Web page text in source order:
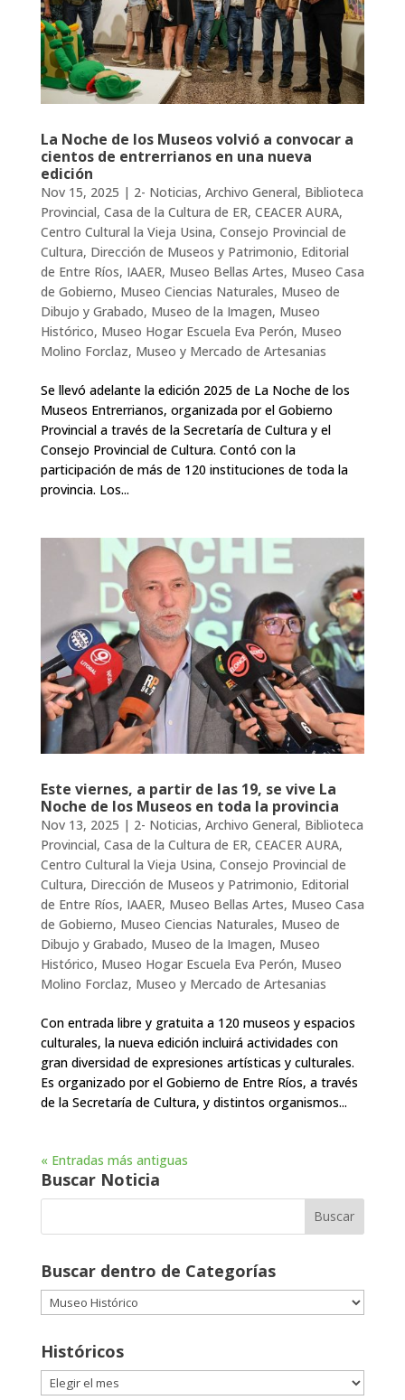
La Noche de los Museos volvió a convocar a
cientos de entrerrianos en una nueva
edición
Nov 15, 2025 | 2- Noticias, Archivo General, Biblioteca
Provincial, Casa de la Cultura de ER, CEACER AURA,
Centro Cultural la Vieja Usina, Consejo Provincial de
Cultura, Dirección de Museos y Patrimonio, Editorial
de Entre Ríos, IAAER, Museo Bellas Artes, Museo Casa
de Gobierno, Museo Ciencias Naturales, Museo de
Dibujo y Grabado, Museo de la Imagen, Museo
Histórico, Museo Hogar Escuela Eva Perón, Museo
Molino Forclaz, Museo y Mercado de Artesanias
Se llevó adelante la edición 2025 de La Noche de los
Museos Entrerrianos, organizada por el Gobierno
Provincial a través de la Secretaría de Cultura y el
Consejo Provincial de Cultura. Contó con la
participación de más de 120 instituciones de toda la
provincia. Los...
Este viernes, a partir de las 19, se vive La
Noche de los Museos en toda la provincia
Nov 13, 2025 | 2- Noticias, Archivo General, Biblioteca
Provincial, Casa de la Cultura de ER, CEACER AURA,
Centro Cultural la Vieja Usina, Consejo Provincial de
Cultura, Dirección de Museos y Patrimonio, Editorial
de Entre Ríos, IAAER, Museo Bellas Artes, Museo Casa
de Gobierno, Museo Ciencias Naturales, Museo de
Dibujo y Grabado, Museo de la Imagen, Museo
Histórico, Museo Hogar Escuela Eva Perón, Museo
Molino Forclaz, Museo y Mercado de Artesanias
Con entrada libre y gratuita a 120 museos y espacios
culturales, la nueva edición incluirá actividades con
gran diversidad de expresiones artísticas y culturales.
Es organizado por el Gobierno de Entre Ríos, a través
de la Secretaría de Cultura, y distintos organismos...
« Entradas más antiguas
Buscar Noticia
Buscar dentro de Categorías
Buscar
dentro
Categorías
Históricos
Históricos